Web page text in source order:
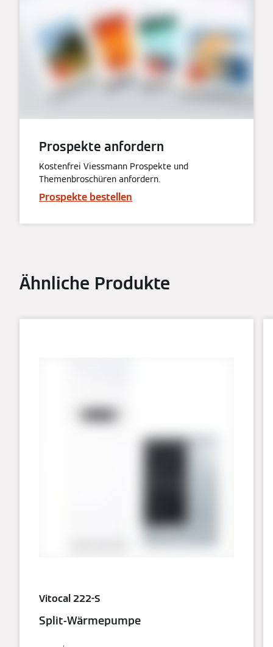
Prospekte anfordern
Kostenfrei Viessmann Prospekte und
Themenbroschüren anfordern.
Prospekte bestellen
Ähnliche Produkte
Vitocal 222-S
Split-Wärmepumpe